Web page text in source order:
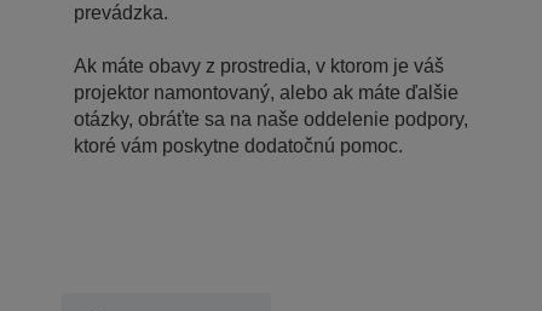
prevádzka.
Ak máte obavy z prostredia, v ktorom je váš
projektor namontovaný, alebo ak máte ďalšie
otázky, obráťte sa na naše oddelenie podpory,
ktoré vám poskytne dodatočnú pomoc.